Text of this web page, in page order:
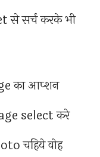
सर्च करके भी
का आप्शन
select करे
चहिये वोह